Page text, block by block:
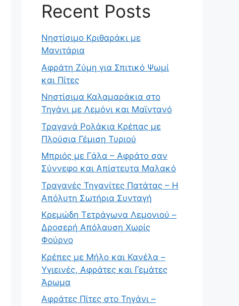
Recent Posts
Νηστίσιμο Κριθαράκι με
Μανιτάρια
Αφράτη Ζύμη για Σπιτικό Ψωμί
και Πίτες
Νηστίσιμα Καλαμαράκια στο
Τηγάνι με Λεμόνι και Μαϊντανό
Τραγανά Ρολάκια Κρέπας με
Πλούσια Γέμιση Τυριού
Μπριός με Γάλα – Αφράτο σαν
Σύννεφο και Απίστευτα Μαλακό
Τραγανές Τηγανίτες Πατάτας – Η
Απόλυτη Σωτήρια Συνταγή
Κρεμώδη Τετράγωνα Λεμονιού –
Δροσερή Απόλαυση Χωρίς
Φούρνο
Κρέπες με Μήλο και Κανέλα –
Υγιεινές, Αφράτες και Γεμάτες
Άρωμα
Αφράτες Πίτες στο Τηγάνι –